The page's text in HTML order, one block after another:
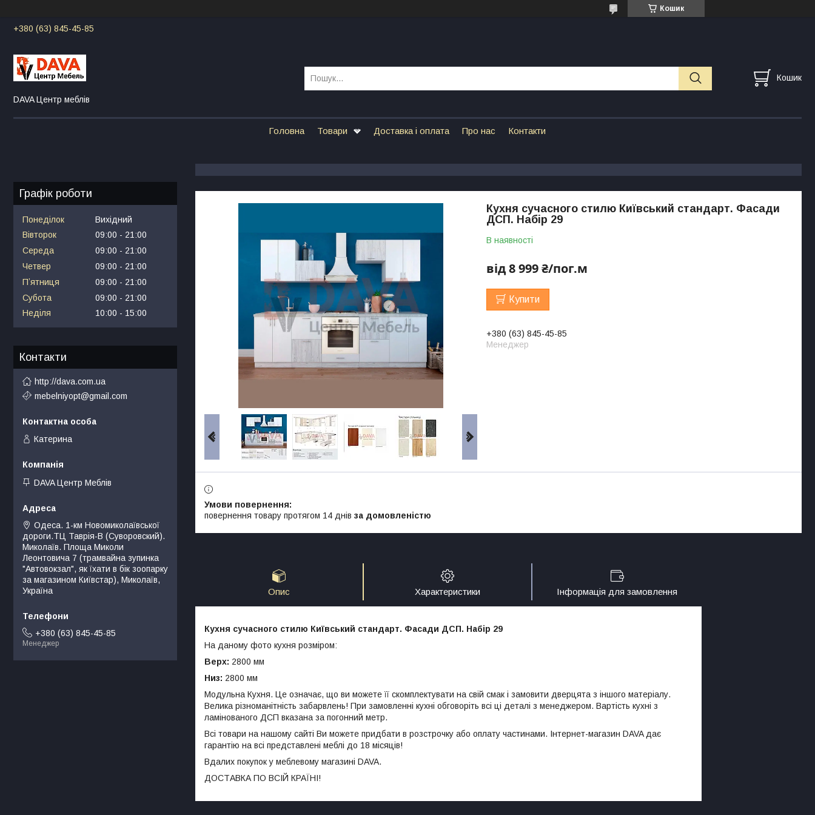
Кошик
+380 (63) 845-45-85
DAVA Центр меблів
Кошик
Головна Товари Доставка і оплата Про нас Контакти
Кухня сучасного стилю Київський стандарт. Фасади
ДСП. Набір 29
В наявності
від8 999 ₴/пог.м
Купити
+380 (63) 845-45-85
Менеджер
повернення товару протягом 14 днів за домовленістю
Опис Характеристики Інформація для замовлення
Кухня сучасного стилю Київський стандарт. Фасади ДСП. Набір 29
На даному фото кухня розміром:
Верх: 2800 мм
Низ: 2800 мм
Модульна Кухня. Це означає, що ви можете її скомплектувати на свій смак і замовити дверцята з іншого матеріалу.
Велика різноманітність забарвлень! При замовленні кухні обговоріть всі ці деталі з менеджером. Вартість кухні з
ламінованого ДСП вказана за погонний метр.
Всі товари на нашому сайті Ви можете придбати в розстрочку або оплату частинами. Інтернет-магазин DAVA дає
гарантію на всі представлені меблі до 18 місяців!
Вдалих покупок у меблевому магазині DAVA.
ДОСТАВКА ПО ВСІЙ КРАЇНІ!
Графік роботи
Понеділок
Вихідний
Вівторок
09:00
21:00
Середа
09:00
21:00
Четвер
09:00
21:00
Пʼятниця
09:00
21:00
Субота
09:00
21:00
Неділя
10:00 15:00
Контакти
http://dava.com.ua
mebelniyopt@gmail.com
Катерина
DAVA Центр Меблів
Одеса. 1-км Новомиколаївської
дороги.ТЦ Таврія-В (Суворовский).
Миколаїв. Площа Миколи
Леонтовича 7 (трамвайна зупинка
"Автовокзал", як їхати в бiк зоопарку
за магазином Київстар), Миколаїв,
Україна
+380 (63) 845-45-85
Менеджер